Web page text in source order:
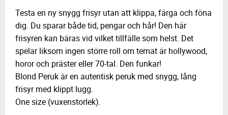
Testa en ny snygg frisyr utan att klippa, färga och föna
dig. Du sparar både tid, pengar och hår! Den här
frisyren kan bäras vid vilket tillfälle som helst. Det
spelar liksom ingen större roll om temat är hollywood,
horor och präster eller 70-tal. Den funkar!
Blond Peruk är en autentisk peruk med snygg, lång
frisyr med klippt lugg.
One size (vuxenstorlek).